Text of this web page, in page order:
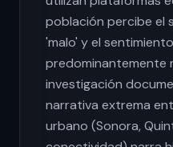
población percibe el
'malo' y el
predominantemente
investigación
narrativa extrema
urbano (Sonora,